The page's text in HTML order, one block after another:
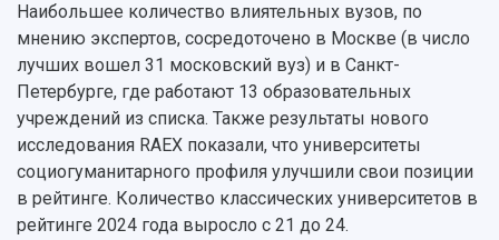
Аграрный карбоновый полигон
Архив
Фирменный стиль
Устойчивое развитие
Кампус
3D-тур по университету
Подготовительные курсы
Библиотека
Видеолекции
Противодействие COVID-19
Научно-технические разработки
Конкурсы научных проектов и грантов
Областной конкурс "Молодой учёный"
Отчеты о научно-исследовательской
деятельности
Журналы Самарского университета
Научные конференции
Патенты
Публикации и издания
Наибольшее количество влиятельных вузов, по
мнению экспертов, сосредоточено в Москве (в число
лучших вошел 31 московский вуз) и в Санкт-
Петербурге, где работают 13 образовательных
учреждений из списка. Также результаты нового
исследования RAEX показали, что университеты
социогуманитарного профиля улучшили свои позиции
в рейтинге. Количество классических университетов в
рейтинге 2024 года выросло с 21 до 24.